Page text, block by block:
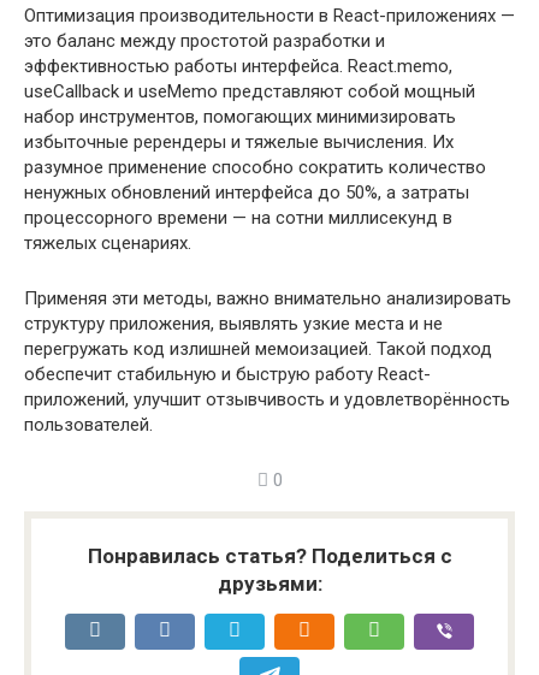
Оптимизация производительности в React-приложениях —
это баланс между простотой разработки и
эффективностью работы интерфейса. React.memo,
useCallback и useMemo представляют собой мощный
набор инструментов, помогающих минимизировать
избыточные ререндеры и тяжелые вычисления. Их
разумное применение способно сократить количество
ненужных обновлений интерфейса до 50%, а затраты
процессорного времени — на сотни миллисекунд в
тяжелых сценариях.
Применяя эти методы, важно внимательно анализировать
структуру приложения, выявлять узкие места и не
перегружать код излишней мемоизацией. Такой подход
обеспечит стабильную и быструю работу React-
приложений, улучшит отзывчивость и удовлетворённость
пользователей.
0
Понравилась статья? Поделиться с
друзьями: